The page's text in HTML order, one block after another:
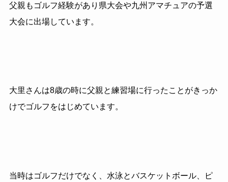
父親もゴルフ経験があり県大会や九州アマチュアの予選
大会に出場しています。
大里さんは8歳の時に父親と練習場に行ったことがきっか
けでゴルフをはじめています。
当時はゴルフだけでなく、水泳とバスケットボール、ピ